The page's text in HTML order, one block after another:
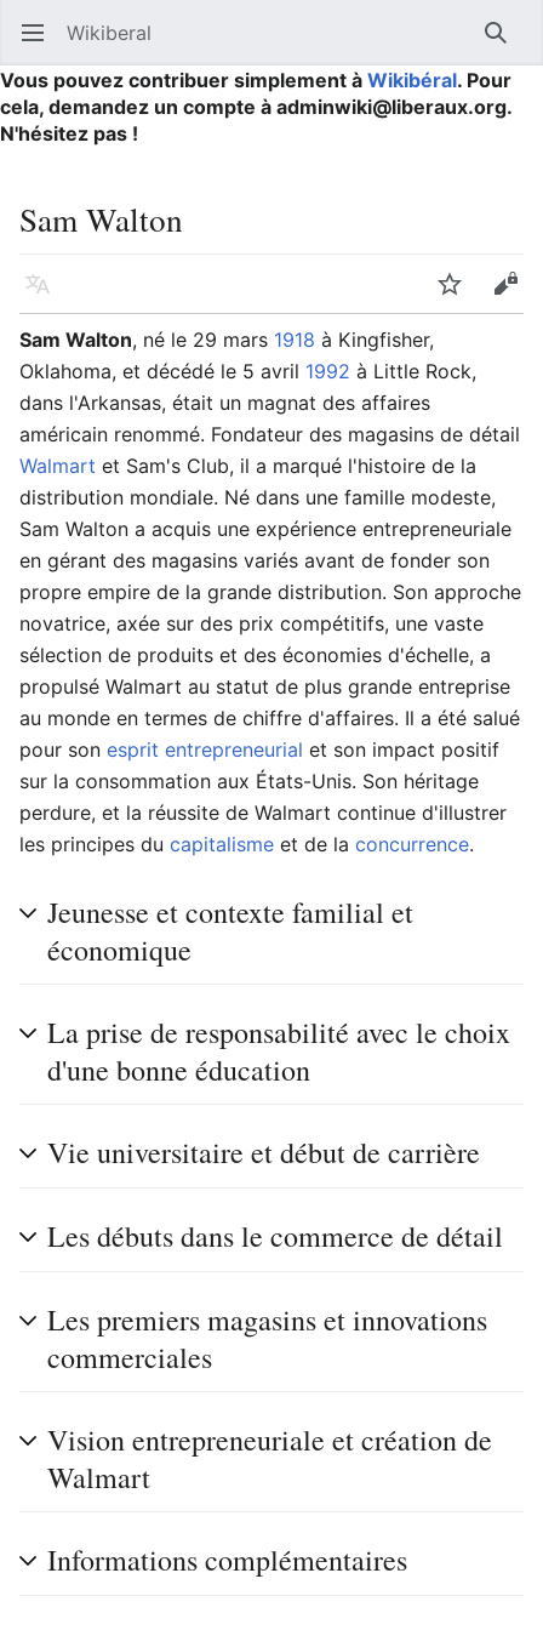
Ouvrir le menu principal Wikiberal
Vous pouvez contribuer simplement à Wikibéral. Pour
cela, demandez un compte à adminwiki@liberaux.org.
N'hésitez pas !
Sam Walton
Langue Suivre
Sam Walton, né le 29 mars 1918 à Kingfisher,
Oklahoma, et décédé le 5 avril 1992 à Little Rock,
dans l'Arkansas, était un magnat des affaires
américain renommé. Fondateur des magasins de détail
Walmart et Sam's Club, il a marqué l'histoire de la
distribution mondiale. Né dans une famille modeste,
Sam Walton a acquis une expérience entrepreneuriale
en gérant des magasins variés avant de fonder son
propre empire de la grande distribution. Son approche
novatrice, axée sur des prix compétitifs, une vaste
sélection de produits et des économies d'échelle, a
propulsé Walmart au statut de plus grande entreprise
au monde en termes de chiffre d'affaires. Il a été salué
pour son esprit entrepreneurial et son impact positif
sur la consommation aux États-Unis. Son héritage
perdure, et la réussite de Walmart continue d'illustrer
les principes du capitalisme et de la concurrence.
Jeunesse et contexte familial et
économique
La prise de responsabilité avec le choix
d'une bonne éducation
Vie universitaire et début de carrière
Les débuts dans le commerce de détail
Les premiers magasins et innovations
commerciales
Vision entrepreneuriale et création de
Walmart
Informations complémentaires